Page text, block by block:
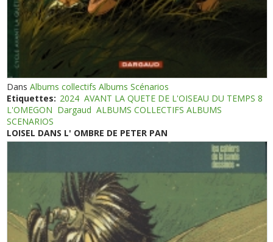
DansAlbums collectifs Albums Scénarios
Etiquettes: 2024 AVANT LA QUETE DE L'OISEAU DU TEMPS 8
L'OMEGON Dargaud ALBUMS COLLECTIFS ALBUMS
SCENARIOS
LOISEL DANS L' OMBRE DE PETER PAN